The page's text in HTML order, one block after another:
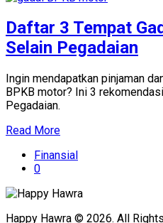
Daftar 3 Tempat
Selain Pegadaian
Ingin mendapatkan pinjaman
BPKB motor? Ini 3
Pegadaian.
Read More
Finansial
0
Happy Hawra © 2026. All